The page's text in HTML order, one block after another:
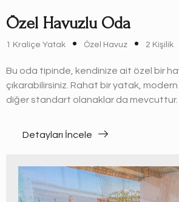
Özel Havuzlu Oda
1 Kraliçe Yatak Özel Havuz 2 Kişilik
Bu oda tipinde, kendinize ait özel bir
çıkarabilirsiniz. Rahat bir yatak,
diğer standart olanaklar da mevcuttur.
Detayları İncele